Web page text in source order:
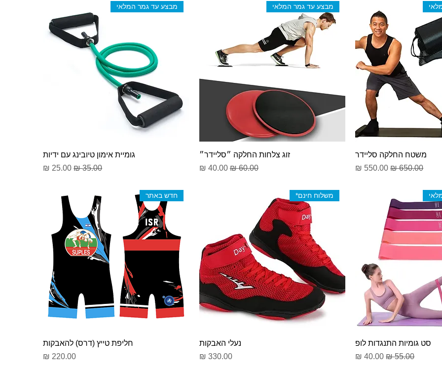
משטח החלקה סליידר
מחיר רגיל‏650.00 ‏₪ מחיר מבצע
מבצע עד גמר המלאי
זוג צלחות החלקה ״סליידר״
מחיר רגיל‏60.00 ‏₪ מחיר מבצע‏40.00 ‏₪
מבצע עד גמר המלאי
גומיית אימון טיובינג עם ידיות
מחיר רגיל‏35.00 ‏₪ מחיר מבצע
סט גומיות התנגדות לופ
מחיר רגיל‏55.00 ‏₪ מחיר מבצע
משלוח חינם*
נעלי האבקות
מחיר‏330.00 ‏₪
חדש באתר
חליפת טייץ (דרס) להאבקות
מחיר